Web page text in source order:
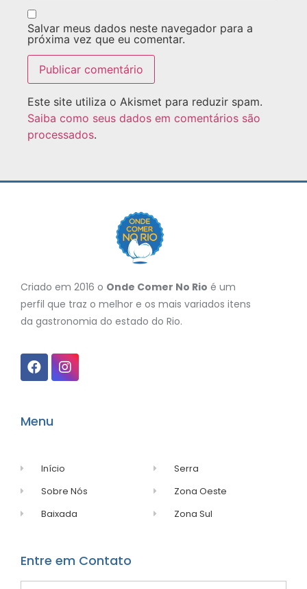
Salvar meus dados neste navegador para a
próxima vez que eu comentar.
Este site utiliza o Akismet para reduzir spam.
Saiba como seus dados em comentários são
processados.
Criado em 2016 o Onde Comer No Rio é um
perfil que traz o melhor e os mais variados itens
da gastronomia do estado do Rio.
Menu
Início
Sobre Nós
Baixada
Serra
Zona Oeste
Zona Sul
Entre em Contato